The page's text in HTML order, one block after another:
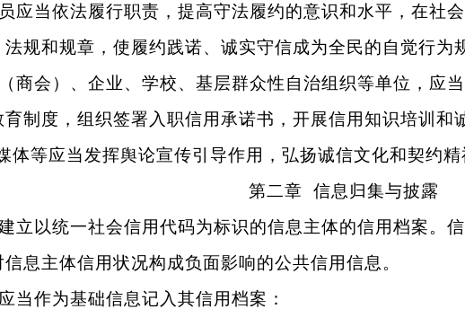
当依法履行职责，提高守法履约的意识和水平，在社会
规和规章，使履约践诺、诚实守信成为全民的自觉行为
会）、企业、学校、基层群众性自治组织等单位，应当
制度，组织签署入职信用承诺书，开展信用知识培训和
等应当发挥舆论宣传引导作用，弘扬诚信文化和契约精
第二章 信息归集与披露
以统一社会信用代码为标识的信息主体的信用档案。
息主体信用状况构成负面影响的公共信用信息。
作为基础信息记入其信用档案：